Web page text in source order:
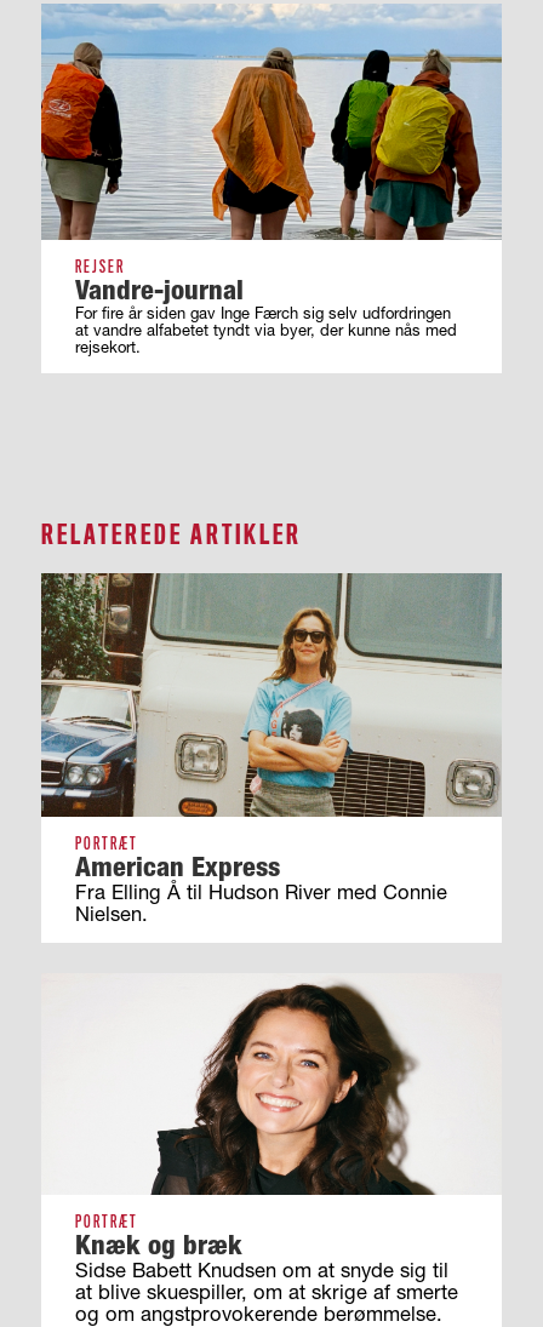
REJSER
Vandre-journal
For fire år siden gav Inge Færch sig selv udfordringen
at vandre alfabetet tyndt via byer, der kunne nås med
rejsekort.
RELATEREDE ARTIKLER
PORTRÆT
American Express
Fra Elling Å til Hudson River med Connie
Nielsen.
PORTRÆT
Knæk og bræk
Sidse Babett Knudsen om at snyde sig til
at blive skuespiller, om at skrige af smerte
og om angstprovokerende berømmelse.